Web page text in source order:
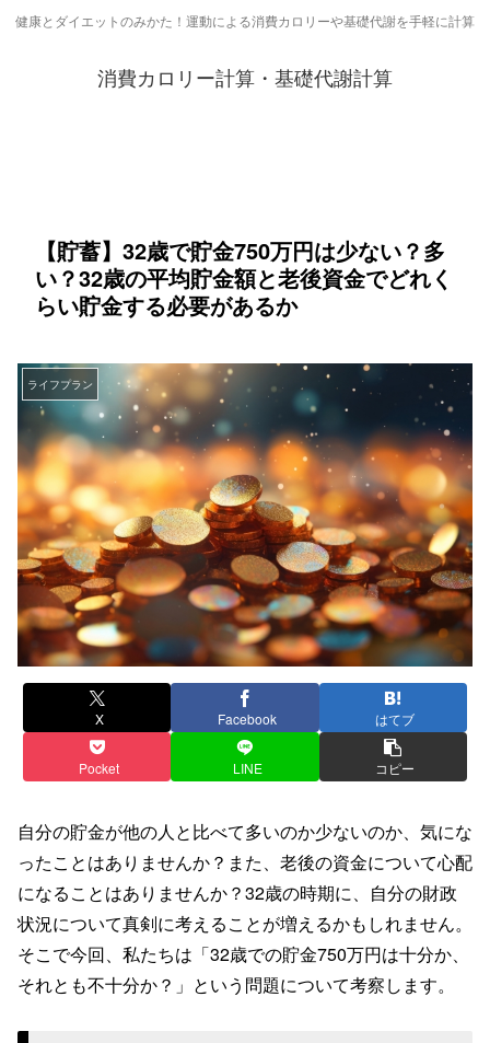
健康とダイエットのみかた！運動による消費カロリーや基礎代謝を手軽に計算
消費カロリー計算・基礎代謝計算
【貯蓄】32歳で貯金750万円は少ない？多
い？32歳の平均貯金額と老後資金でどれく
らい貯金する必要があるか
ライフプラン
X Facebook はてブ
Pocket LINE コピー
自分の貯金が他の人と比べて多いのか少ないのか、気にな
ったことはありませんか？また、老後の資金について心配
になることはありませんか？32歳の時期に、自分の財政
状況について真剣に考えることが増えるかもしれません。
そこで今回、私たちは「32歳での貯金750万円は十分か、
それとも不十分か？」という問題について考察します。